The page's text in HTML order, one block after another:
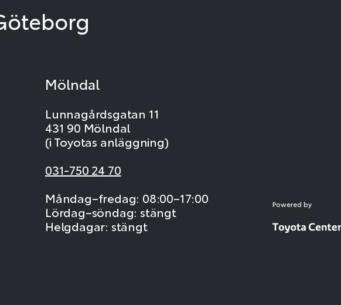
Mölndal
Lunnagårdsgatan 11
431 90 Mölndal
(i Toyotas anläggning)
031-750 24 70
Måndag–fredag: 08:00–17:00
Lördag–söndag: stängt
Helgdagar: stängt
Powered by